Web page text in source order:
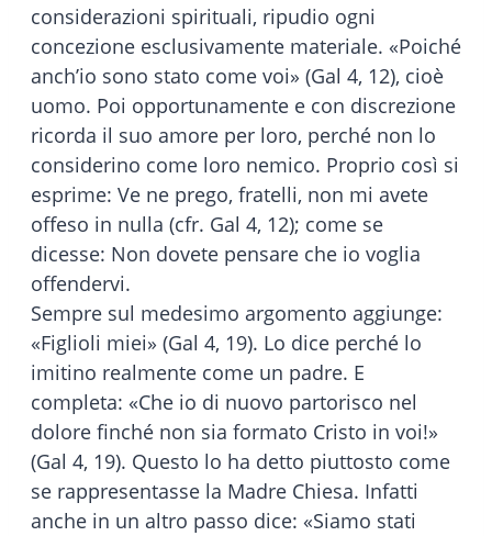
considerazioni spirituali, ripudio ogni
concezione esclusivamente materiale. «Poiché
anch’io sono stato come voi» (Gal 4, 12), cioè
uomo. Poi opportunamente e con discrezione
ricorda il suo amore per loro, perché non lo
considerino come loro nemico. Proprio così si
esprime: Ve ne prego, fratelli, non mi avete
offeso in nulla (cfr. Gal 4, 12); come se
dicesse: Non dovete pensare che io voglia
offendervi.
Sempre sul medesimo argomento aggiunge:
«Figlioli miei» (Gal 4, 19). Lo dice perché lo
imitino realmente come un padre. E
completa: «Che io di nuovo partorisco nel
dolore finché non sia formato Cristo in voi!»
(Gal 4, 19). Questo lo ha detto piuttosto come
se rappresentasse la Madre Chiesa. Infatti
anche in un altro passo dice: «Siamo stati